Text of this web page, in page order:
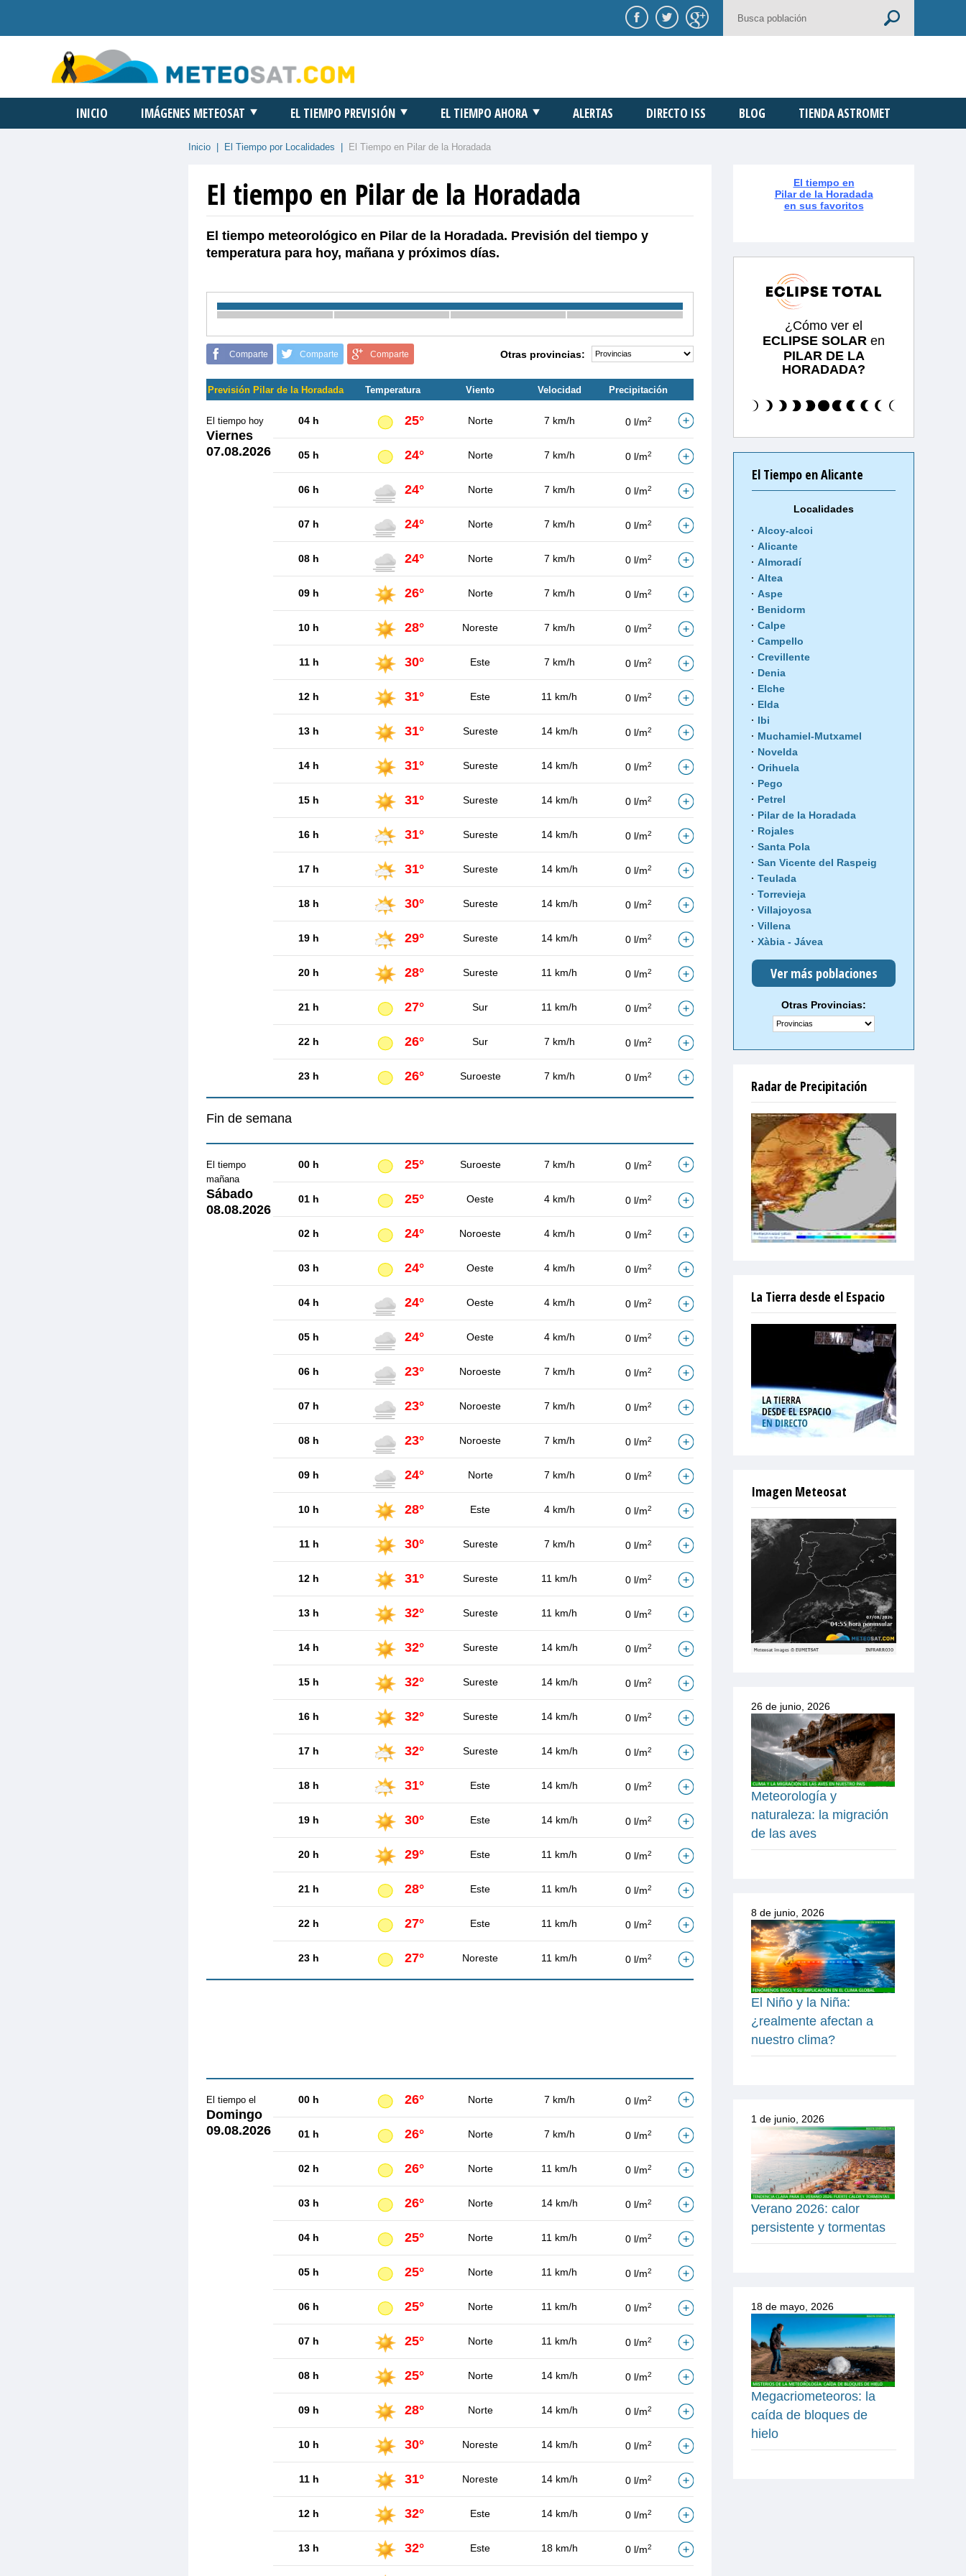
INICIO IMÁGENES METEOSAT EL TIEMPO PREVISIÓN EL TIEMPO AHORA ALERTAS DIRECTO ISS BLOG TIENDA ASTROMET
Inicio El Tiempo por Localidades El Tiempo en Pilar de la Horadada
El tiempo en Pilar de la Horadada
El tiempo meteorológico en Pilar de la Horadada. Previsión del tiempo y
temperatura para hoy, mañana y próximos días.
Comparte Comparte Comparte Otras provincias:
Previsión Pilar de la Horadada Temperatura Viento Velocidad Precipitación
El tiempo hoy
Viernes
07.08.2026
04 h 25° Norte 7 km/h 0 l/m2
05 h 24° Norte 7 km/h 0 l/m2
06 h 24° Norte 7 km/h 0 l/m2
07 h 24° Norte 7 km/h 0 l/m2
08 h 24° Norte 7 km/h 0 l/m2
09 h 26° Norte 7 km/h 0 l/m2
10 h 28° Noreste 7 km/h 0 l/m2
11 h 30° Este 7 km/h 0 l/m2
12 h 31° Este 11 km/h 0 l/m2
13 h 31° Sureste 14 km/h 0 l/m2
14 h 31° Sureste 14 km/h 0 l/m2
15 h 31° Sureste 14 km/h 0 l/m2
16 h 31° Sureste 14 km/h 0 l/m2
17 h 31° Sureste 14 km/h 0 l/m2
18 h 30° Sureste 14 km/h 0 l/m2
19 h 29° Sureste 14 km/h 0 l/m2
20 h 28° Sureste 11 km/h 0 l/m2
21 h 27° Sur 11 km/h 0 l/m2
22 h 26° Sur 7 km/h 0 l/m2
23 h 26° Suroeste 7 km/h 0 l/m2
Fin de semana
El tiempo
mañana
Sábado
08.08.2026
00 h 25° Suroeste 7 km/h 0 l/m2
01 h 25° Oeste 4 km/h 0 l/m2
02 h 24° Noroeste 4 km/h 0 l/m2
03 h 24° Oeste 4 km/h 0 l/m2
04 h 24° Oeste 4 km/h 0 l/m2
05 h 24° Oeste 4 km/h 0 l/m2
06 h 23° Noroeste 7 km/h 0 l/m2
07 h 23° Noroeste 7 km/h 0 l/m2
08 h 23° Noroeste 7 km/h 0 l/m2
09 h 24° Norte 7 km/h 0 l/m2
10 h 28° Este 4 km/h 0 l/m2
11 h 30° Sureste 7 km/h 0 l/m2
12 h 31° Sureste 11 km/h 0 l/m2
13 h 32° Sureste 11 km/h 0 l/m2
14 h 32° Sureste 14 km/h 0 l/m2
15 h 32° Sureste 14 km/h 0 l/m2
16 h 32° Sureste 14 km/h 0 l/m2
17 h 32° Sureste 14 km/h 0 l/m2
18 h 31° Este 14 km/h 0 l/m2
19 h 30° Este 14 km/h 0 l/m2
20 h 29° Este 11 km/h 0 l/m2
21 h 28° Este 11 km/h 0 l/m2
22 h 27° Este 11 km/h 0 l/m2
23 h 27° Noreste 11 km/h 0 l/m2
El tiempo el
Domingo
09.08.2026
00 h 26° Norte 7 km/h 0 l/m2
01 h 26° Norte 7 km/h 0 l/m2
02 h 26° Norte 11 km/h 0 l/m2
03 h 26° Norte 14 km/h 0 l/m2
04 h 25° Norte 11 km/h 0 l/m2
05 h 25° Norte 11 km/h 0 l/m2
06 h 25° Norte 11 km/h 0 l/m2
07 h 25° Norte 11 km/h 0 l/m2
08 h 25° Norte 14 km/h 0 l/m2
09 h 28° Norte 14 km/h 0 l/m2
10 h 30° Noreste 14 km/h 0 l/m2
11 h 31° Noreste 14 km/h 0 l/m2
12 h 32° Este 14 km/h 0 l/m2
13 h 32° Este 18 km/h 0 l/m2
El tiempo en
Pilar de la Horadada
en sus favoritos
¿Cómo ver el
ECLIPSE SOLAR en
PILAR DE LA
HORADADA?
El Tiempo en Alicante
Localidades
Alcoy-alcoi
Alicante
Almoradí
Altea
Aspe
Benidorm
Calpe
Campello
Crevillente
Denia
Elche
Elda
Ibi
Muchamiel-Mutxamel
Novelda
Orihuela
Pego
Petrel
Pilar de la Horadada
Rojales
Santa Pola
San Vicente del Raspeig
Teulada
Torrevieja
Villajoyosa
Villena
Xàbia - Jávea
Ver más poblaciones
Otras Provincias:
Radar de Precipitación
La Tierra desde el Espacio
Imagen Meteosat
26 de junio, 2026
Meteorología y
naturaleza: la migración
de las aves
8 de junio, 2026
El Niño y la Niña:
¿realmente afectan a
nuestro clima?
1 de junio, 2026
Verano 2026: calor
persistente y tormentas
18 de mayo, 2026
Megacriometeoros: la
caída de bloques de
hielo